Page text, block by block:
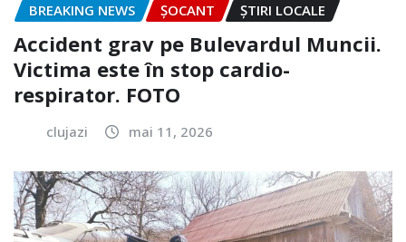
BREAKING NEWS ȘOCANT ȘTIRI LOCALE
Accident grav pe Bulevardul Muncii.
Victima este în stop cardio-
respirator. FOTO
clujazi mai 11, 2026